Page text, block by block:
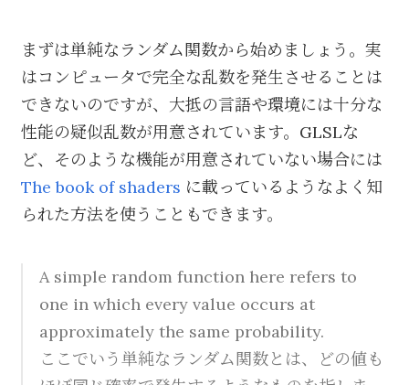
まずは単純なランダム関数から始めましょう。実
はコンピュータで完全な乱数を発生させることは
できないのですが、大抵の言語や環境には十分な
性能の疑似乱数が用意されています。GLSLな
ど、そのような機能が用意されていない場合には
The book of shaders に載っているようなよく知
られた方法を使うこともできます。
A simple random function here refers to
one in which every value occurs at
approximately the same probability.
ここでいう単純なランダム関数とは、どの値も